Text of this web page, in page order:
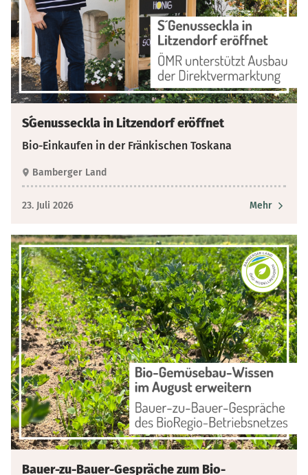
S´Genusseckla in Litzendorf eröffnet
Bio-Einkaufen in der Fränkischen Toskana
Bamberger Land
23. Juli 2026 Mehr
Bauer-zu-Bauer-Gespräche zum Bio-